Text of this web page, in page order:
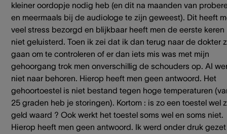
kleiner oordopje nodig heb (en dit na maanden van
en meermaals bij de audiologe te zijn geweest). Dit heeft
veel stress bezorgd en blijkbaar heeft men de eerste keren
niet geluisterd. Toen ik zei dat ik dan terug naar de dokter
gaan om te controleren of er dan iets mis was met mijn
gehoorgang trok men onverschillig de schouders op. AI
niet naar behoren. Hierop heeft men geen antwoord. Het
gehoortoestel is niet bestand tegen hoge temperaturen
25 graden heb je storingen). Kortom : is zo een toestel wel
geld waard ? Ook werkt het toestel soms wel en soms niet.
Hierop heeft men geen antwoord. Ik werd onder druk gezet